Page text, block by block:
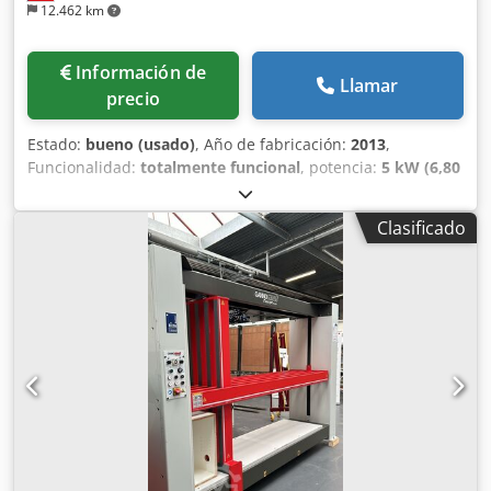
12.462 km
Información de
precio
Llamar
Estado: bueno (usado), Año de fabricación: 2013,
Funcionalidad: totalmente funcional, potencia: 5 kW (6,80
, Prensa de cuerpo automatizada con ajuste electrónico
de las presiones de prensado, temporización y secuencia
programable de cierre de las placas de prensado.
Fabricante: SCM Group (división CPC) Modelo: Action
TF2500 Año de fabricación: 2013 Estado de la máquina:
totalmente operativa Principales parámetros técnicos: -
Dimensiones máximas del cuerpo: 2500 x 1250 x 650 mm -
Dimensiones mínimas del cuerpo: 250 x 250 x 250 mm -
Velocidad de la cinta transportadora: 20 m/min - Altura de
trabajo: 600 mm - Longitud del transportador de entrada:
2500 mm - Longitud del transportador de salida: 2500 mm
- Potencia total: 5 kW (15 A) Funcionalidad: Carga
automática de las dimensiones del cuerpo de entrada,
Clasificado